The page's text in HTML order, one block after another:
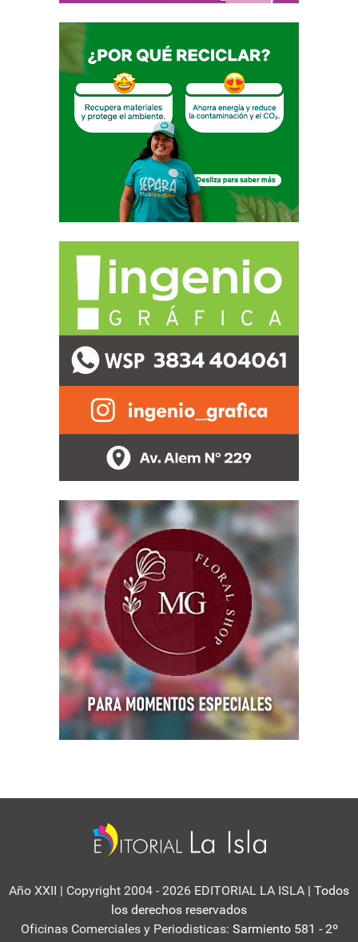
Año XXII | Copyright 2004 - 2026 EDITORIAL LA ISLA | Todos
los derechos reservados
Oficinas Comerciales y Periodisticas: Sarmiento 581 - 2º